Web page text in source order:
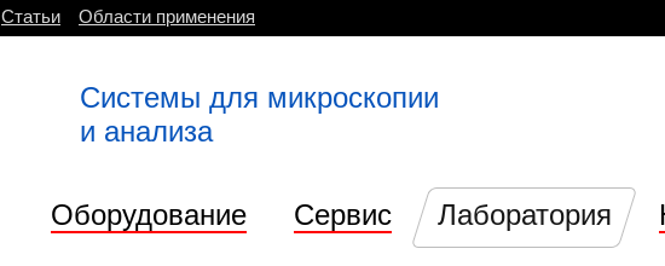
Статьи Области применения
Системы для микроскопии
и анализа
Оборудование Сервис Лаборатория